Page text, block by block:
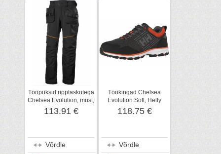
Tööpüksid ripptaskutega
Chelsea Evolution, must,
Helly Hanse
113.91 €
Võrdle
Töökingad Chelsea
Evolution Soft, Helly
Hansen WorkWear
118.75 €
Võrdle